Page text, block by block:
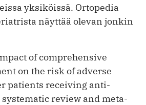
yksiköissä. Ortopedia
näyttää olevan jonkin
of comprehensive
on the risk of adverse
patients receiving anti-
review and meta-